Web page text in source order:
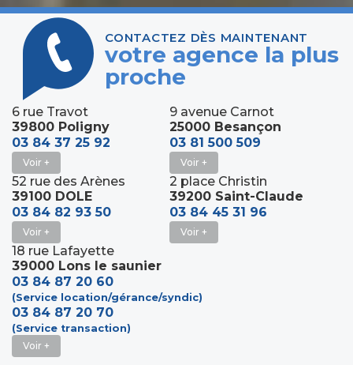
CONTACTEZ DÈS MAINTENANT
votre agence la plus
proche
6 rue Travot
39800 Poligny
03 84 37 25 92
Voir +
9 avenue Carnot
25000 Besançon
03 81 500 509
Voir +
52 rue des Arènes
39100 DOLE
03 84 82 93 50
Voir +
2 place Christin
39200 Saint-Claude
03 84 45 31 96
Voir +
18 rue Lafayette
39000 Lons le saunier
03 84 87 20 60
(Service location/gérance/syndic)
03 84 87 20 70
(Service transaction)
Voir +